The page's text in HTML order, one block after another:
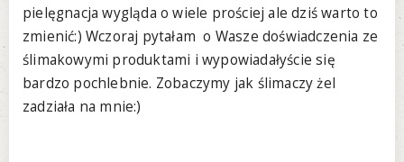
pielęgnacja wygląda o wiele prościej ale dziś warto to
zmienić:) Wczoraj pytałam o Wasze doświadczenia ze
ślimakowymi produktami i wypowiadałyście się
bardzo pochlebnie. Zobaczymy jak ślimaczy żel
zadziała na mnie:)